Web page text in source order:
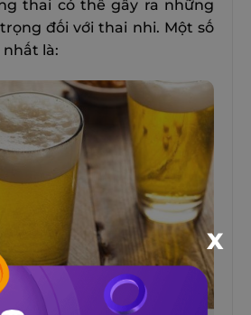
thai có thể gây ra những
đối với thai nhi. Một số
nhất là:
X